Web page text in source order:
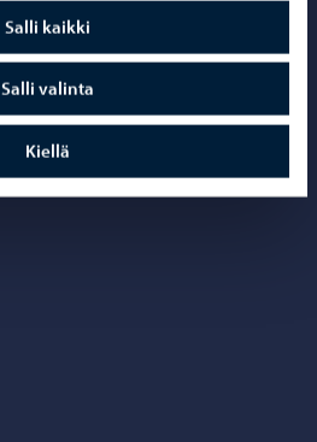
Salli kaikki
Salli valinta
Kiellä